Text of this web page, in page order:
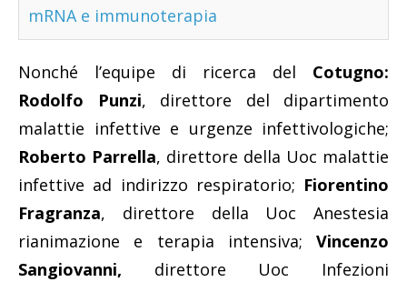
mRNA e immunoterapia
Nonché l’equipe di ricerca del Cotugno:
Rodolfo Punzi, direttore del dipartimento
malattie infettive e urgenze infettivologiche;
Roberto Parrella, direttore della Uoc malattie
infettive ad indirizzo respiratorio; Fiorentino
Fragranza, direttore della Uoc Anestesia
rianimazione e terapia intensiva; Vincenzo
Sangiovanni, direttore Uoc Infezioni